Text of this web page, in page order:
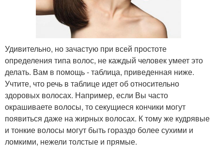
Удивительно, но зачастую при всей простоте
определения типа волос, не каждый человек умеет это
делать. Вам в помощь - таблица, приведенная ниже.
Учтите, что речь в таблице идет об относительно
здоровых волосах. Например, если Вы часто
окрашиваете волосы, то секущиеся кончики могут
появиться даже на жирных волосах. К тому же кудрявые
и тонкие волосы могут быть гораздо более сухими и
ломкими, нежели толстые и прямые.